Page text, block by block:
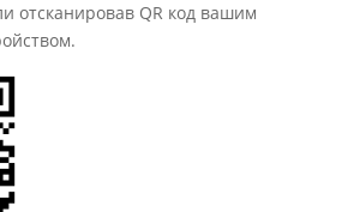
отсканировав QR код вашим